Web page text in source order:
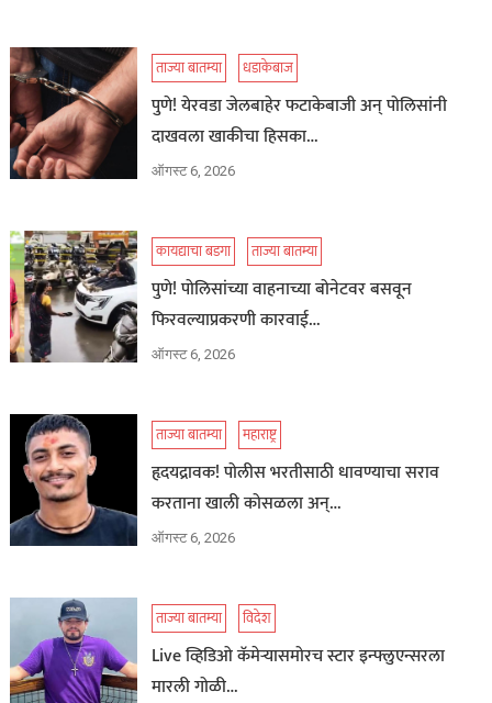
ताज्या बातम्या धडाकेबाज
पुणे! येरवडा जेलबाहेर फटाकेबाजी अन् पोलिसांनी
दाखवला खाकीचा हिसका…
ऑगस्ट 6, 2026
कायद्याचा बडगा ताज्या बातम्या
पुणे! पोलिसांच्या वाहनाच्या बोनेटवर बसवून
फिरवल्याप्रकरणी कारवाई…
ऑगस्ट 6, 2026
ताज्या बातम्या महाराष्ट्र
हृदयद्रावक! पोलीस भरतीसाठी धावण्याचा सराव
करताना खाली कोसळला अन्…
ऑगस्ट 6, 2026
ताज्या बातम्या विदेश
Live व्हिडिओ कॅमेऱ्यासमोरच स्टार इन्फ्लुएन्सरला
मारली गोळी…